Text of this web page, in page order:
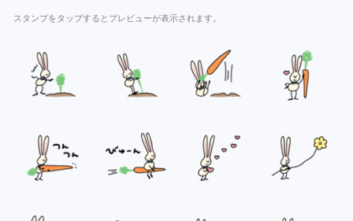
スタンプをタップするとプレビューが表示されます。